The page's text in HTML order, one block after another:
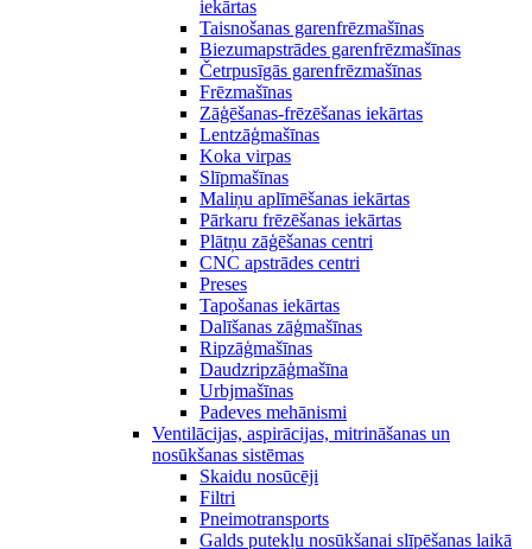
iekārtas
Taisnošanas garenfrēzmašīnas
Biezumapstrādes garenfrēzmašīnas
Četrpusīgās garenfrēzmašīnas
Frēzmašīnas
Zāģēšanas-frēzēšanas iekārtas
Lentzāģmašīnas
Koka virpas
Slīpmašīnas
Maliņu aplīmēšanas iekārtas
Pārkaru frēzēšanas iekārtas
Plātņu zāģēšanas centri
CNC apstrādes centri
Preses
Tapošanas iekārtas
Dalīšanas zāģmašīnas
Ripzāģmašīnas
Daudzripzāģmašīna
Urbjmašīnas
Padeves mehānismi
Ventilācijas, aspirācijas, mitrināšanas un
nosūkšanas sistēmas
Skaidu nosūcēji
Filtri
Pneimotransports
Galds putekļu nosūkšanai slīpēšanas laikā